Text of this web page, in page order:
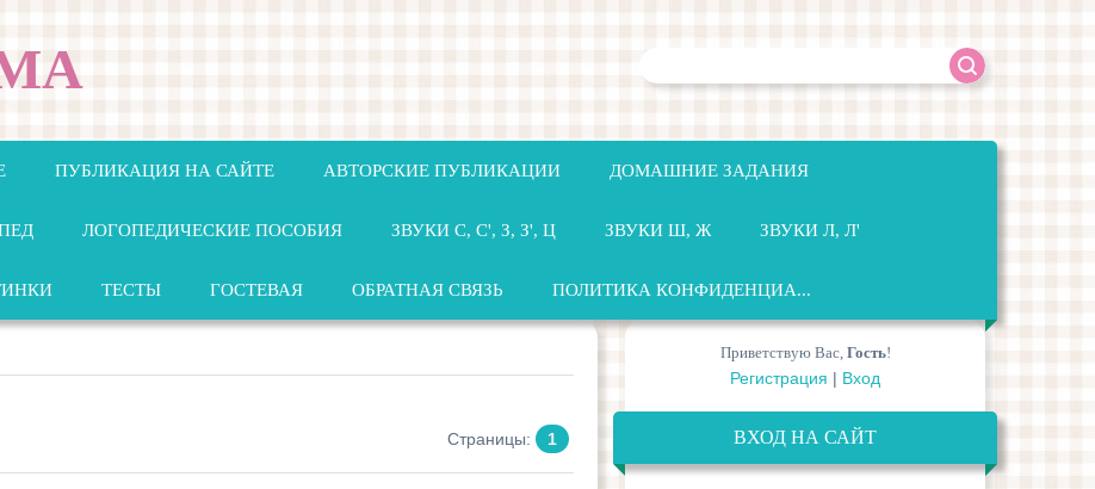
ПУБЛИКАЦИЯ НА САЙТЕ АВТОРСКИЕ ПУБЛИКАЦИИ ДОМАШНИЕ ЗАДАНИЯ
ЛОГОПЕДИЧЕСКИЕ ПОСОБИЯ ЗВУКИ С, С', З, З', Ц ЗВУКИ Ш, Ж ЗВУКИ Л, Л'
ТЕСТЫ ГОСТЕВАЯ ОБРАТНАЯ СВЯЗЬ ПОЛИТИКА КОНФИДЕНЦИА...
Страницы: 1
Приветствую Вас, Гость!
Регистрация | Вход
ВХОД НА САЙТ